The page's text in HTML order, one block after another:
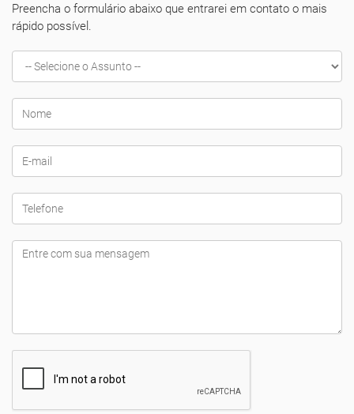
Preencha o formulário abaixo que entrarei em contato o mais
rápido possível.